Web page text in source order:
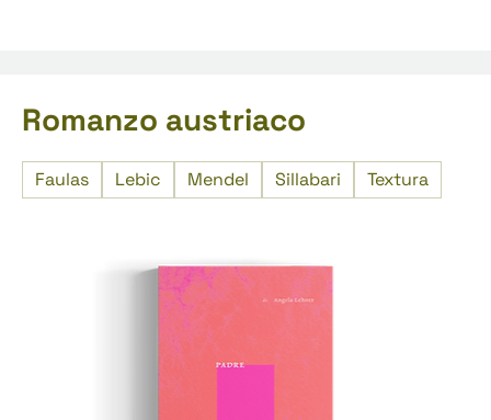
Romanzo austriaco
Faulas Lebic Mendel Sillabari Textura